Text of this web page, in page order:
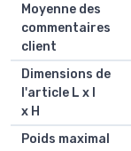
Moyenne des
commentaires
client
Dimensions de
l'article L x l
x H
Poids maximal